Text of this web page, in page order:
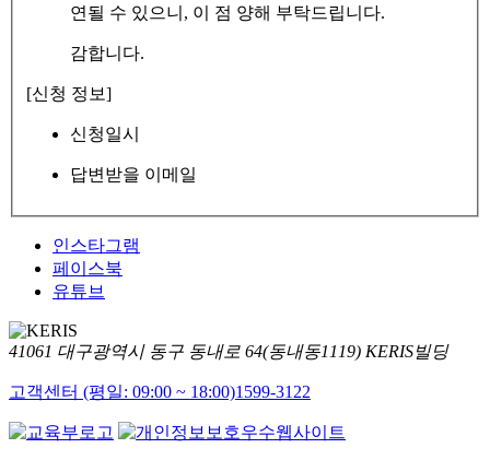
연될 수 있으니, 이 점 양해 부탁드립니다.
감합니다.
[신청 정보]
신청일시
답변받을 이메일
인스타그램
페이스북
유튜브
41061 대구광역시 동구 동내로 64(동내동1119) KERIS빌딩
고객센터 (평일: 09:00 ~ 18:00)1599-3122